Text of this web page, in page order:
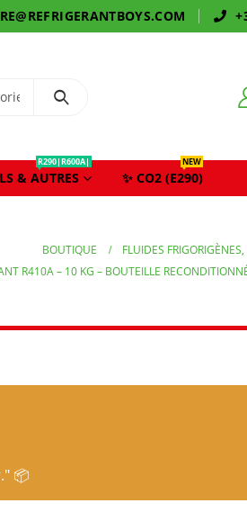
& AUTRES
R290|R600A|
✨ CO2 (E290)
NEW
BOUTIQUE FLUIDES FRIGORIGÈNES,
R410A – 10 KG – BOUTEILLE
📦